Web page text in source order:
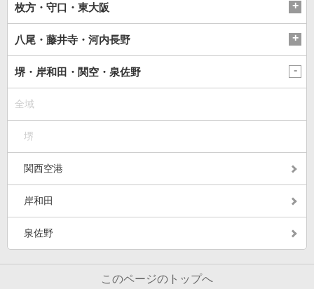
枚方・守口・東大阪
八尾・藤井寺・河内長野
堺・岸和田・関空・泉佐野
全域
堺
関西空港
岸和田
泉佐野
このページのトップへ